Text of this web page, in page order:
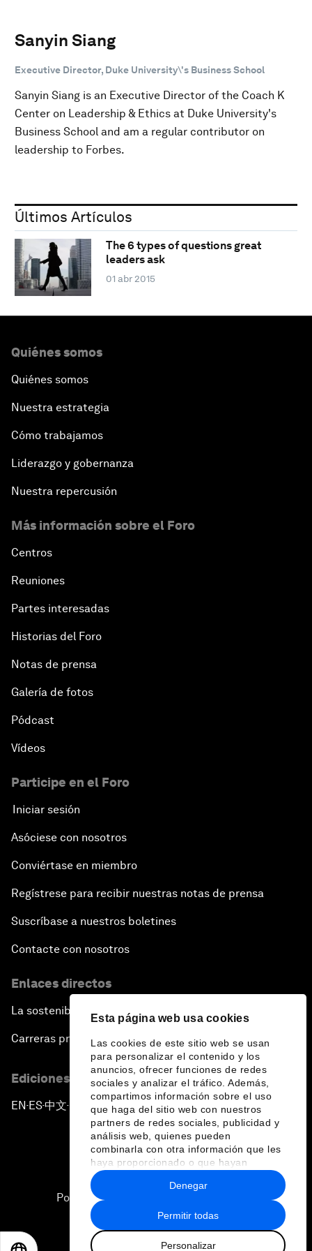
Esta página web usa cookies
Las cookies de este sitio web se usan
para personalizar el contenido y los
anuncios, ofrecer funciones de redes
sociales y analizar el tráfico. Además,
compartimos información sobre el uso
que haga del sitio web con nuestros
partners de redes sociales, publicidad y
análisis web, quienes pueden
combinarla con otra información que les
haya proporcionado o que hayan
recopilado a partir del uso que haya
hecho de sus servicios.
Permitir todas
Personalizar
Denegar
Sanyin Siang
Executive Director, Duke University\'s Business School
Sanyin Siang is an Executive Director of the Coach K
Center on Leadership & Ethics at Duke University's
Business School and am a regular contributor on
leadership to Forbes.
Últimos Artículos
The 6 types of questions great
leaders ask
01 abr 2015
Quiénes somos
Quiénes somos
Nuestra estrategia
Cómo trabajamos
Liderazgo y gobernanza
Nuestra repercusión
Más información sobre el Foro
Centros
Reuniones
Partes interesadas
Historias del Foro
Notas de prensa
Galería de fotos
Pódcast
Vídeos
Participe en el Foro
Iniciar sesión
Asóciese con nosotros
Conviértase en miembro
Regístrese para recibir nuestras notas de prensa
Suscríbase a nuestros boletines
Contacte con nosotros
Enlaces directos
La sostenibilidad en el Foro
Carreras profesionales
Ediciones en otros idiomas
EN ▪ES▪中文▪ 日本語
Política de privacidad y normas de uso
Sitemap